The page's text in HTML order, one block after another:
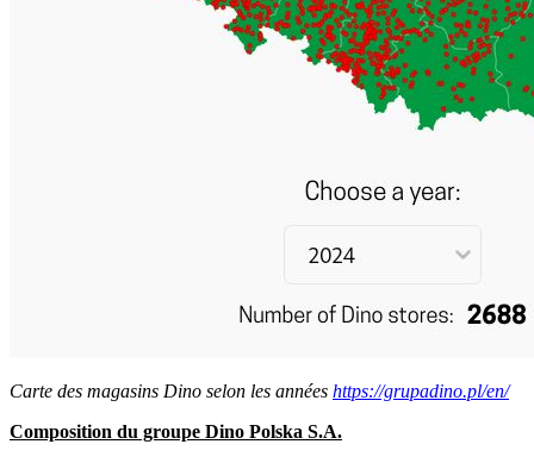
Carte des magasins Dino selon les années https://grupadino.pl/en/
Composition du groupe Dino Polska S.A.